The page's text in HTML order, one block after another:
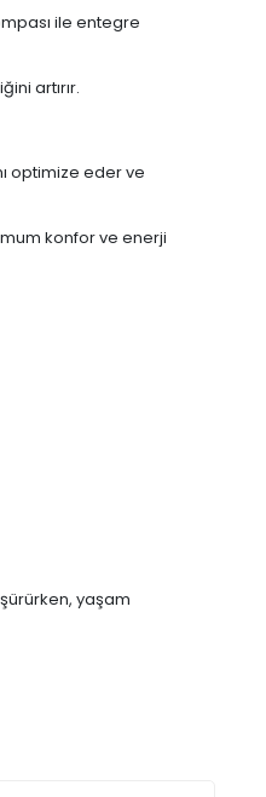
ile entegre
artırır.
optimize eder ve
konfor ve enerji
yaşam